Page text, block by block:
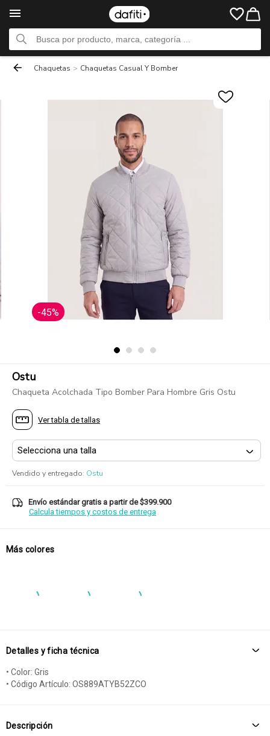
Chaquetas > Chaquetas Casual Y Bomber
-45%
Ostu
Chaqueta Acolchada Tipo Bomber Para Hombre Gris Ostu
Ver tabla de tallas
Vendido y entregado: Ostu
Envío estándar gratis a partir de $399.900
Calcula tiempos y costos de entrega
Más colores
Detalles y ficha técnica
• Color: Gris
• Código Artículo: OS889ATYB52ZCO
Descripción